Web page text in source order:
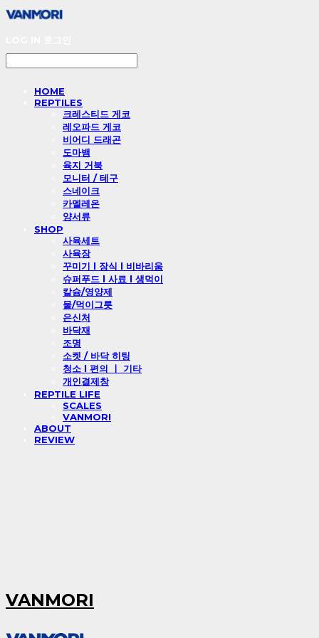
HOME
REPTILES
크레스티드 게코
레오파드 게코
비어디 드래곤
도마뱀
육지 거북
모니터 / 테구
스네이크
카멜레온
양서류
SHOP
사육세트
사육장
꾸미기 l 장식 l 비바리움
슈퍼푸드 l 사료 l 생먹이
칼슘/영양제
물/먹이그릇
은신처
바닥재
조명
소켓 / 바닥 히팅
청소 l 편의 ㅣ 기타
개인결제창
REPTILE LIFE
SCALES
VANMORI
ABOUT
REVIEW
VANMORI